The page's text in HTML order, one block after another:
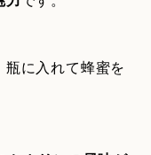
に入れて蜂蜜を